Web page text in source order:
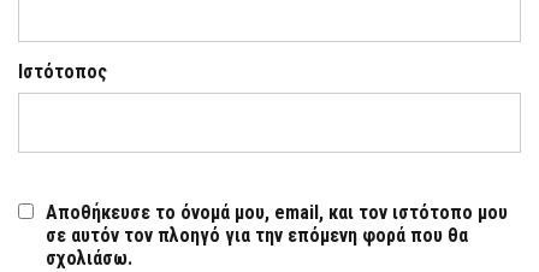
Ιστότοπος
Αποθήκευσε το όνομά μου, email, και τον ιστότοπο μου
σε αυτόν τον πλοηγό για την επόμενη φορά που θα
σχολιάσω.